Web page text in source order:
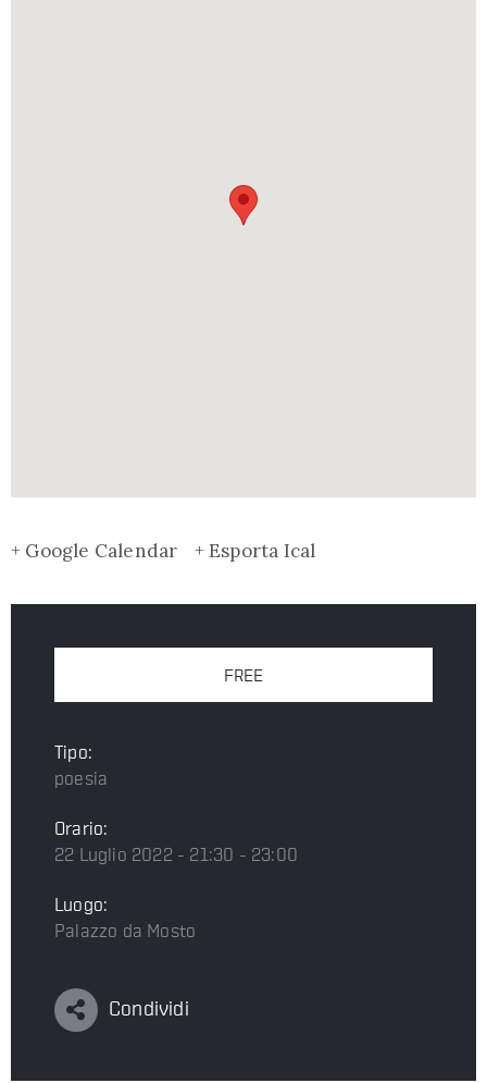
+ Google Calendar + Esporta Ical
FREE
Tipo:
poesia
Orario:
22 Luglio 2022 - 21:30 - 23:00
Luogo:
Palazzo da Mosto
Condividi